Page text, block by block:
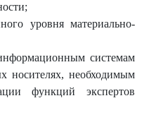
уровня материально-
системам
необходимым
функций экспертов